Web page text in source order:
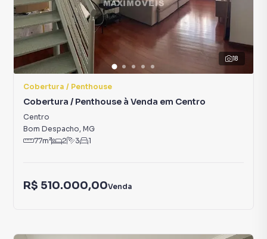
18
Cobertura / Penthouse
Cobertura / Penthouse à Venda em Centro
Centro
Bom Despacho, MG
77m² 2 3 1
R$ 510.000,00Venda